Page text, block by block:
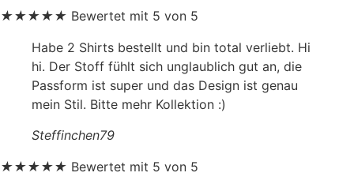
★★★★★ Bewertet mit 5 von 5
Habe 2 Shirts bestellt und bin total verliebt. Hi
hi. Der Stoff fühlt sich unglaublich gut an, die
Passform ist super und das Design ist genau
mein Stil. Bitte mehr Kollektion :)
Steffinchen79
★★★★★ Bewertet mit 5 von 5